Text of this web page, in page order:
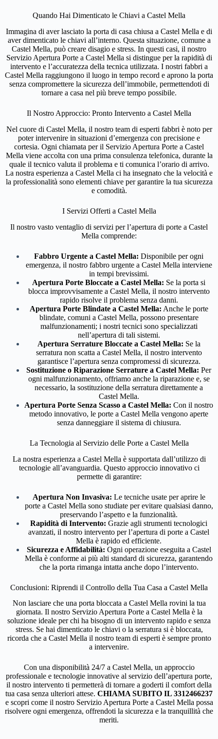
Quando Hai Dimenticato le Chiavi a Castel Mella
Immagina di aver lasciato la porta di casa chiusa a Castel Mella e di
aver dimenticato le chiavi all’interno. Questa situazione, comune a
Castel Mella, può creare disagio e stress. In questi casi, il nostro
Servizio Apertura Porte a Castel Mella si distingue per la rapidità di
intervento e l’accuratezza della tecnica utilizzata. I nostri fabbri a
Castel Mella raggiungono il luogo in tempo record e aprono la porta
senza compromettere la sicurezza dell’immobile, permettendoti di
tornare a casa nel più breve tempo possibile.
Il Nostro Approccio: Pronto Intervento a Castel Mella
Nel cuore di Castel Mella, il nostro team di esperti fabbri è noto per
poter intervenire in situazioni d’emergenza con precisione e
cortesia. Ogni chiamata per il Servizio Apertura Porte a Castel
Mella viene accolta con una prima consulenza telefonica, durante la
quale il tecnico valuta il problema e ti comunica l’orario di arrivo.
La nostra esperienza a Castel Mella ci ha insegnato che la velocità e
la professionalità sono elementi chiave per garantire la tua sicurezza
e comodità.
I Servizi Offerti a Castel Mella
Il nostro vasto ventaglio di servizi per l’apertura di porte a Castel
Mella comprende:
Fabbro Urgente a Castel Mella: Disponibile per ogni
emergenza, il nostro fabbro urgente a Castel Mella interviene
in tempi brevissimi.
Apertura Porte Bloccate a Castel Mella: Se la porta si
blocca improvvisamente a Castel Mella, il nostro intervento
rapido risolve il problema senza danni.
Apertura Porte Blindate a Castel Mella: Anche le porte
blindate, comuni a Castel Mella, possono presentare
malfunzionamenti; i nostri tecnici sono specializzati
nell’apertura di tali sistemi.
Apertura Serrature Bloccate a Castel Mella: Se la
serratura non scatta a Castel Mella, il nostro intervento
garantisce l’apertura senza compromessi di sicurezza.
Sostituzione o Riparazione Serrature a Castel Mella: Per
ogni malfunzionamento, offriamo anche la riparazione e, se
necessario, la sostituzione della serratura direttamente a
Castel Mella.
Apertura Porte Senza Scasso a Castel Mella: Con il nostro
metodo innovativo, le porte a Castel Mella vengono aperte
senza danneggiare il sistema di chiusura.
La Tecnologia al Servizio delle Porte a Castel Mella
La nostra esperienza a Castel Mella è supportata dall’utilizzo di
tecnologie all’avanguardia. Questo approccio innovativo ci
permette di garantire:
Apertura Non Invasiva: Le tecniche usate per aprire le
porte a Castel Mella sono studiate per evitare qualsiasi danno,
preservando l’aspetto e la funzionalità.
Rapidità di Intervento: Grazie agli strumenti tecnologici
avanzati, il nostro intervento per l’apertura di porte a Castel
Mella è rapido ed efficiente.
Sicurezza e Affidabilità: Ogni operazione eseguita a Castel
Mella è conforme ai più alti standard di sicurezza, garantendo
che la porta rimanga intatta anche dopo l’intervento.
Conclusioni: Riprendi il Controllo della Tua Casa a Castel Mella
Non lasciare che una porta bloccata a Castel Mella rovini la tua
giornata. Il nostro Servizio Apertura Porte a Castel Mella è la
soluzione ideale per chi ha bisogno di un intervento rapido e senza
stress. Se hai dimenticato le chiavi o la serratura si è bloccata,
ricorda che a Castel Mella il nostro team di esperti è sempre pronto
a intervenire.
Con una disponibilità 24/7 a Castel Mella, un approccio
professionale e tecnologie innovative al servizio dell’apertura porte,
il nostro intervento ti permetterà di tornare a goderti il comfort della
tua casa senza ulteriori attese. CHIAMA SUBITO IL 3312466237
e scopri come il nostro Servizio Apertura Porte a Castel Mella possa
risolvere ogni emergenza, offrendoti la sicurezza e la tranquillità che
meriti.